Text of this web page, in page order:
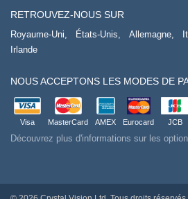
RETROUVEZ-NOUS SUR
Royaume-Uni, États-Unis, Allemagne,
Irlande
NOUS ACCEPTONS LES MODES DE
Visa MasterCard AMEX Eurocard JCB
Découvrez plus d'informations sur les